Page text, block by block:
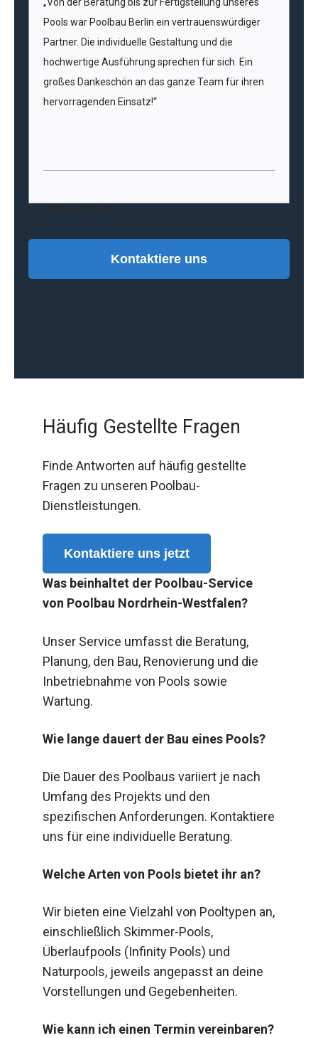
Pools war Poolbau Berlin ein vertrauenswürdiger
Partner. Die individuelle Gestaltung und die
hochwertige Ausführung sprechen für sich. Ein
großes Dankeschön an das ganze Team für ihren
hervorragenden Einsatz!“
Emilie Krause
Kontaktiere uns
Häufig Gestellte Fragen
Finde Antworten auf häufig gestellte
Fragen zu unseren Poolbau-
Dienstleistungen.
Kontaktiere uns jetzt
Was beinhaltet der Poolbau-Service
von Poolbau Nordrhein-Westfalen?
Unser Service umfasst die Beratung,
Planung, den Bau, Renovierung und die
Inbetriebnahme von Pools sowie
Wartung.
Wie lange dauert der Bau eines Pools?
Die Dauer des Poolbaus variiert je nach
Umfang des Projekts und den
spezifischen Anforderungen. Kontaktiere
uns für eine individuelle Beratung.
Welche Arten von Pools bietet ihr an?
Wir bieten eine Vielzahl von Pooltypen an,
einschließlich Skimmer-Pools,
Überlaufpools (Infinity Pools) und
Naturpools, jeweils angepasst an deine
Vorstellungen und Gegebenheiten.
Wie kann ich einen Termin vereinbaren?